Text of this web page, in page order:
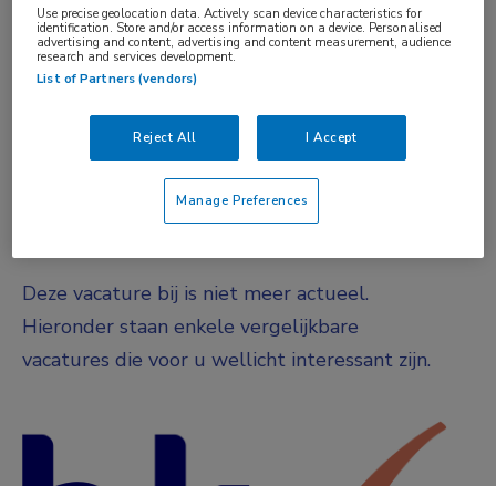
NIVEAU
Overig
ERVARING
DIENSTVERBAND
Vacature niet beschikbaar
Deze vacature bij is niet meer actueel.
Hieronder staan enkele vergelijkbare
vacatures die voor u wellicht interessant zijn.
Use precise geolocation data. Actively scan device characteristics for
identification. Store and/or access information on a device. Personalised
advertising and content, advertising and content measurement, audience
research and services development.
List of Partners (vendors)
Reject All I Accept
Manage Preferences